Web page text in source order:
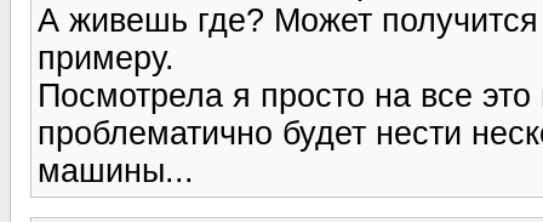
А живешь где? Может получится
примеру.
Посмотрела я просто на все
проблематично будет нести
машины...